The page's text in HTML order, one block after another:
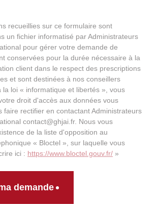
recueillies sur ce formulaire sont
un fichier informatisé par Administrateurs
pour gérer votre demande de
conservées pour la durée nécessaire à la
client dans le respect des prescriptions
et sont destinées à nos conseillers
la loi « informatique et libertés », vous
droit d'accès aux données vous
faire rectifier en contactant Administrateurs
contact@ghjai.fr. Nous vous
de la liste d'opposition au
« Bloctel », sur laquelle vous
ici : https://www.bloctel.gouv.fr/ »
demande